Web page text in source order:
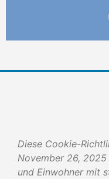
Diese Cookie-
November 26,
und Einwohner mit